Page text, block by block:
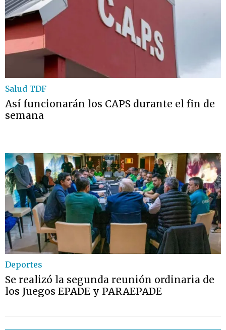
Salud TDF
Así funcionarán los CAPS durante el fin de
semana
Deportes
Se realizó la segunda reunión ordinaria de
los Juegos EPADE y PARAEPADE